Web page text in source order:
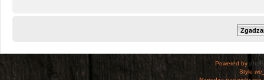
Powered by
Style